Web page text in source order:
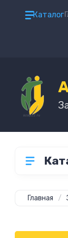
Каталог
Главная /